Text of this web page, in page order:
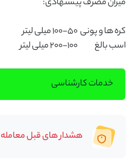
اسب بالغ		100-200 میلی لیتر
خدمات کارشناسی
هشدار های قبل معامله